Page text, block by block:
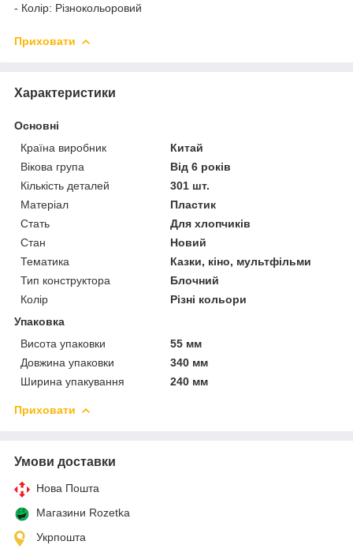
- Колір: Різнокольоровий
Приховати
Характеристики
Основні
Країна виробник
Китай
Вікова група
Від 6 років
Кількість деталей
301 шт.
Матеріал
Пластик
Стать
Для хлопчиків
Стан
Новий
Тематика
Казки, кіно, мультфільми
Тип конструктора
Блочний
Колір
Різні кольори
Упаковка
Висота упаковки
55 мм
Довжина упаковки
340 мм
Ширина упакування
240 мм
Приховати
Умови доставки
Нова Пошта
Магазини Rozetka
Укрпошта